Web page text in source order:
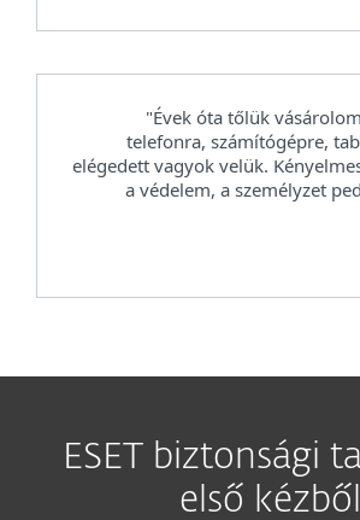
"Évek óta tőlük
telefonra, számítógépre,
elégedett vagyok velük.
a védelem, a személyzet
ESET biztonsági
első kézből